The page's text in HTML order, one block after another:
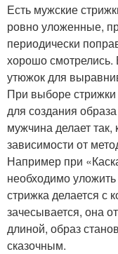
Есть мужские
ровно уложенные,
периодически
хорошо смотрелись.
утюжок для
При выборе
для создания
мужчина делает
зависимости от
Например при
необходимо
стрижка делается с
зачесывается, она
длиной, образ
сказочным.